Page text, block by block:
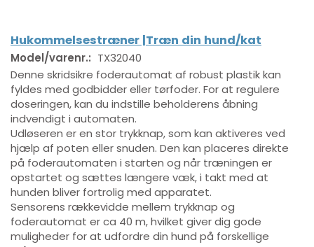
Hukommelsestræner |Træn din hund/kat
Model/varenr.: TX32040
Denne skridsikre foderautomat af robust plastik kan
fyldes med godbidder eller tørfoder. For at regulere
doseringen, kan du indstille beholderens åbning
indvendigt i automaten.
Udløseren er en stor trykknap, som kan aktiveres ved
hjælp af poten eller snuden. Den kan placeres direkte
på foderautomaten i starten og når træningen er
opstartet og sættes længere væk, i takt med at
hunden bliver fortrolig med apparatet.
Sensorens rækkevidde mellem trykknap og
foderautomat er ca 40 m, hvilket giver dig gode
muligheder for at udfordre din hund på forskellige